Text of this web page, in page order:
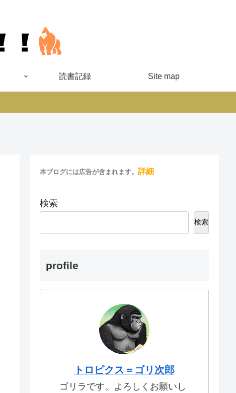
読書記録 Site map
本ブログには広告が含まれます。 詳細
検索
検索
profile
トロピクス＝ゴリ次郎
ゴリラです。よろしくお願いし